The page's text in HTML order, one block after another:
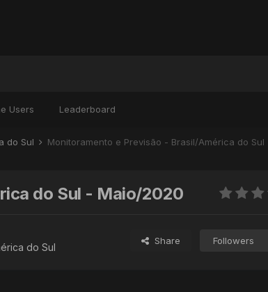
Users Leaderboard
do Sul Monitoramento e Previsão - Brasil/América do
do Sul - Maio/2020
do Sul
Share Followers